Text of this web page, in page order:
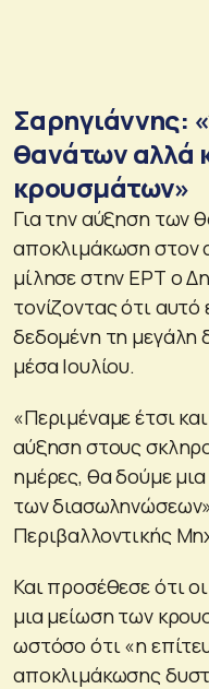
Σαρηγιάννης:
θανάτων αλλά
κρουσμάτων»
Για την αύξηση των
αποκλιμάκωση στον
μίλησε στην ΕΡΤ ο
τονίζοντας ότι αυτό
δεδομένη τη μεγάλη
μέσα Ιουλίου.
«Περιμέναμε έτσι
αύξηση στους
ημέρες, θα δούμε
των
Περιβαλλοντικής
Και προσέθεσε ότι
μια μείωση των
ωστόσο ότι «η
αποκλιμάκωσης